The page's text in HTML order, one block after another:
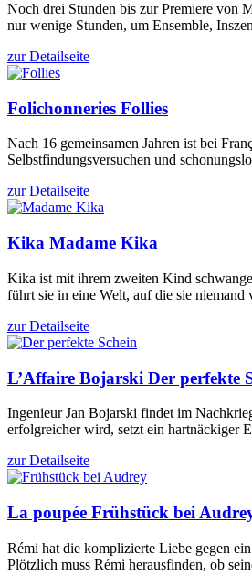
Noch drei Stunden bis zur Premiere von
nur wenige Stunden, um Ensemble,
zur Detailseite
Folichonneries Follies
Nach 16 gemeinsamen Jahren ist bei
Selbstfindungsversuchen und
zur Detailseite
Kika Madame Kika
Kika ist mit ihrem zweiten Kind
führt sie in eine Welt, auf die sie niemand
zur Detailseite
L’Affaire Bojarski Der perfekte
Ingenieur Jan Bojarski findet im
erfolgreicher wird, setzt ein hartnäckiger
zur Detailseite
La poupée Frühstück bei
Rémi hat die komplizierte Liebe gegen
Plötzlich muss Rémi herausfinden, ob